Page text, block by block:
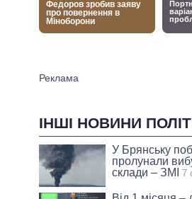
ІНШІ НОВИНИ
У Брянську
пролунали
склади – ЗМІ
7